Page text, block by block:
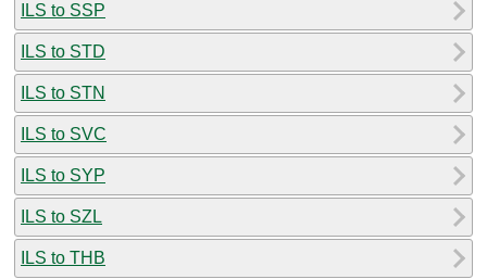
ILS to SSP
ILS to STD
ILS to STN
ILS to SVC
ILS to SYP
ILS to SZL
ILS to THB